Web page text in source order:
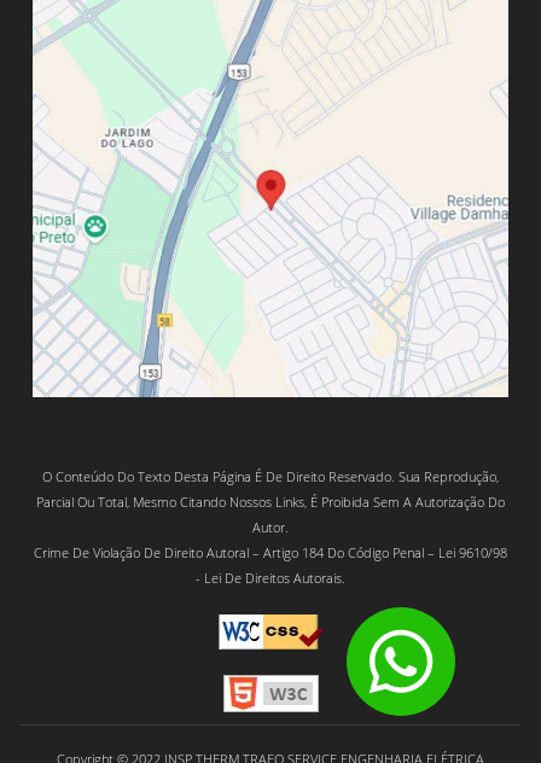
O Conteúdo Do Texto Desta Página É De Direito Reservado. Sua Reprodução,
Parcial Ou Total, Mesmo Citando Nossos Links, É Proibida Sem A Autorização Do
Autor.
Crime De Violação De Direito Autoral – Artigo 184 Do Código Penal – Lei 9610/98
- Lei De Direitos Autorais.
Copyright © 2022 INSP THERM TRAFO SERVICE ENGENHARIA ELÉTRICA